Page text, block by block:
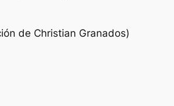
de Christian Granados)